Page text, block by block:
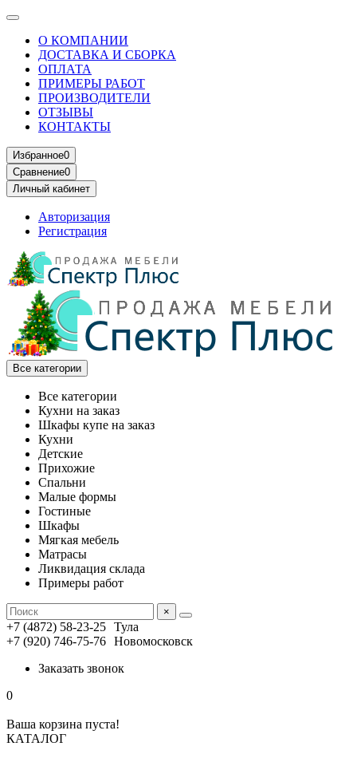
О КОМПАНИИ
ДОСТАВКА И СБОРКА
ОПЛАТА
ПРИМЕРЫ РАБОТ
ПРОИЗВОДИТЕЛИ
ОТЗЫВЫ
КОНТАКТЫ
Избранное0
Сравнение0
Личный кабинет
Авторизация
Регистрация
Все категории
Все категории
Кухни на заказ
Шкафы купе на заказ
Кухни
Детские
Прихожие
Спальни
Малые формы
Гостиные
Шкафы
Мягкая мебель
Матрасы
Ликвидация склада
Примеры работ
×
+7 (4872) 58-23-25 Тула
+7 (920) 746-75-76 Новомосковск
Заказать звонок
0
Ваша корзина пуста!
КАТАЛОГ